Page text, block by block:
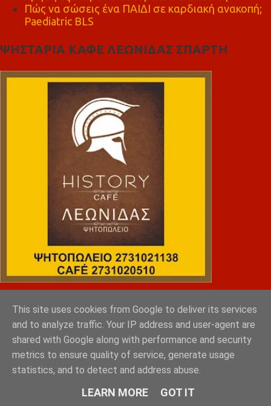
Πώς να σώσεις ένα ΠΑΙΔΙ σε καρδιακή ανακοπή;
Paediatric BLS
ΨΗΣΤΑΡΙΑ ΚΑΦΕ ΛΕΩΝΙΔΑΣ ΣΠΑΡΤΗ
NRG SPORTS
This site uses cookies from Google to deliver its services
and to analyze traffic. Your IP address and user-agent are
shared with Google along with performance and security
metrics to ensure quality of service, generate usage
statistics, and to detect and address abuse.
LEARN MORE GOT IT